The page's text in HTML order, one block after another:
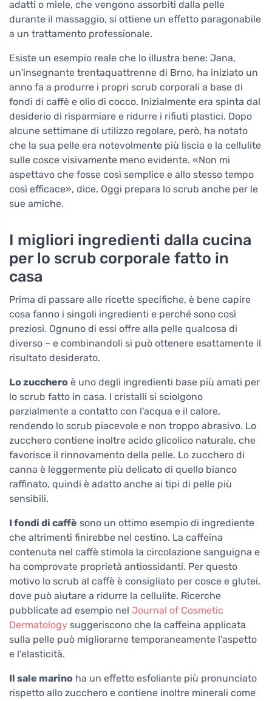
adatti o miele, che vengono assorbiti dalla pelle
durante il massaggio, si ottiene un effetto paragonabile
a un trattamento professionale.
Esiste un esempio reale che lo illustra bene: Jana,
un'insegnante trentaquattrenne di Brno, ha iniziato un
anno fa a produrre i propri scrub corporali a base di
fondi di caffè e olio di cocco. Inizialmente era spinta dal
desiderio di risparmiare e ridurre i rifiuti plastici. Dopo
alcune settimane di utilizzo regolare, però, ha notato
che la sua pelle era notevolmente più liscia e la cellulite
sulle cosce visivamente meno evidente. «Non mi
aspettavo che fosse così semplice e allo stesso tempo
così efficace», dice. Oggi prepara lo scrub anche per le
sue amiche.
I migliori ingredienti dalla cucina
per lo scrub corporale fatto in
casa
Prima di passare alle ricette specifiche, è bene capire
cosa fanno i singoli ingredienti e perché sono così
preziosi. Ognuno di essi offre alla pelle qualcosa di
diverso – e combinandoli si può ottenere esattamente il
risultato desiderato.
Lo zucchero è uno degli ingredienti base più amati per
lo scrub fatto in casa. I cristalli si sciolgono
parzialmente a contatto con l'acqua e il calore,
rendendo lo scrub piacevole e non troppo abrasivo. Lo
zucchero contiene inoltre acido glicolico naturale, che
favorisce il rinnovamento della pelle. Lo zucchero di
canna è leggermente più delicato di quello bianco
raffinato, quindi è adatto anche ai tipi di pelle più
sensibili.
I fondi di caffè sono un ottimo esempio di ingrediente
che altrimenti finirebbe nel cestino. La caffeina
contenuta nel caffè stimola la circolazione sanguigna e
ha comprovate proprietà antiossidanti. Per questo
motivo lo scrub al caffè è consigliato per cosce e glutei,
dove può aiutare a ridurre la cellulite. Ricerche
pubblicate ad esempio nel Journal of Cosmetic
Dermatology suggeriscono che la caffeina applicata
sulla pelle può migliorarne temporaneamente l'aspetto
e l'elasticità.
Il sale marino ha un effetto esfoliante più pronunciato
rispetto allo zucchero e contiene inoltre minerali come